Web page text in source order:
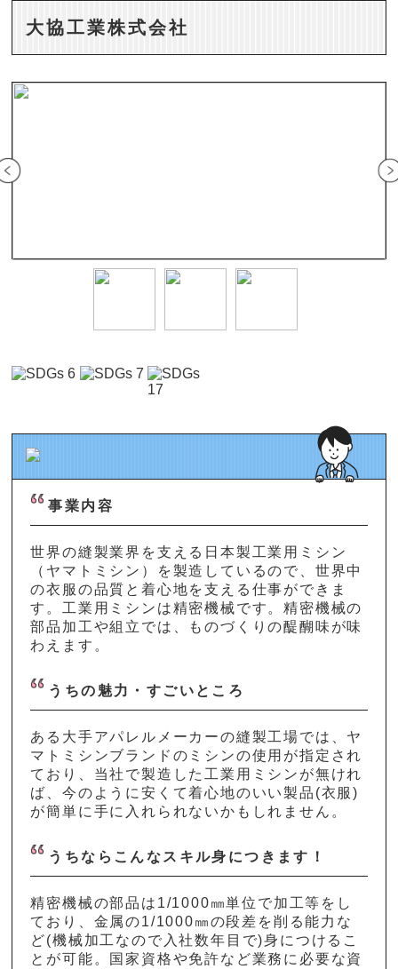
大協工業株式会社
事業内容
世界の縫製業界を支える日本製工業用ミシン
（ヤマトミシン）を製造しているので、世界中
の衣服の品質と着心地を支える仕事ができま
す。工業用ミシンは精密機械です。精密機械の
部品加工や組立では、ものづくりの醍醐味が味
わえます。
うちの魅力・すごいところ
ある大手アパレルメーカーの縫製工場では、ヤ
マトミシンブランドのミシンの使用が指定され
ており、当社で製造した工業用ミシンが無けれ
ば、今のように安くて着心地のいい製品(衣服)
が簡単に手に入れられないかもしれません。
うちならこんなスキル身につきます！
精密機械の部品は1/1000㎜単位で加工等をし
ており、金属の1/1000㎜の段差を削る能力な
ど(機械加工なので入社数年目で)身につけるこ
とが可能。国家資格や免許など業務に必要な資